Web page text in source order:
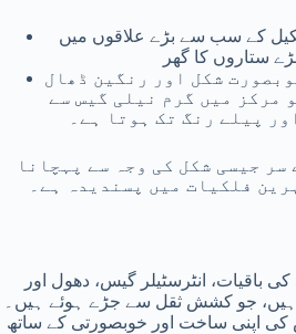
کے سب سے بڑے علاقوں میں
شکل اور رنگین ڈھال
مرکز میں گرم نیلی گیس سے
پیلے رنگ تک ہوتا ہے۔
سر جیسی شکل کی وجہ سے پہچانا
فلکیات میں پسندیدہ ہے۔
باقیات، انٹرسٹیلر گیس، دھول اور
ہیں، جو کشش ثقل سے جڑے ہوئے ہیں۔